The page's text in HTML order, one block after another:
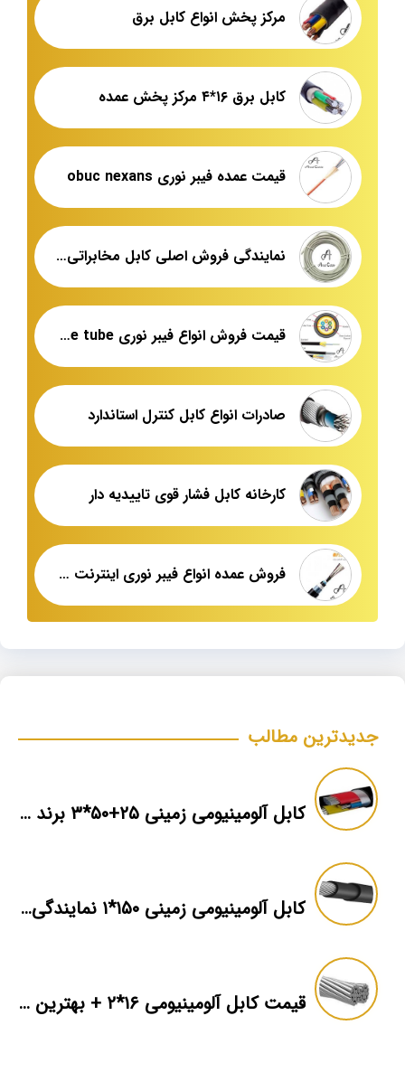
مرکز پخش انواع کابل برق
کابل برق ۱۶*۴ مرکز پخش عمده
قیمت عمده فیبر نوری obuc nexans
نمایندگی فروش اصلی کابل مخابراتی و فیبر نوری
قیمت فروش انواع فیبر نوری loose tube ایران
صادرات انواع کابل کنترل استاندارد
کارخانه کابل فشار قوی تاییدیه دار
فروش عمده انواع فیبر نوری اینترنت شهید قندی
جدیدترین مطالب
کابل آلومینیومی زمینی ۲۵+۵۰*۳ برند ماهان
کابل آلومینیومی زمینی ۱۵۰*۱ نمایندگی فروش
قیمت کابل آلومینیومی ۱۶*۲ + بهترین برند بازار + اطلاعات فنی